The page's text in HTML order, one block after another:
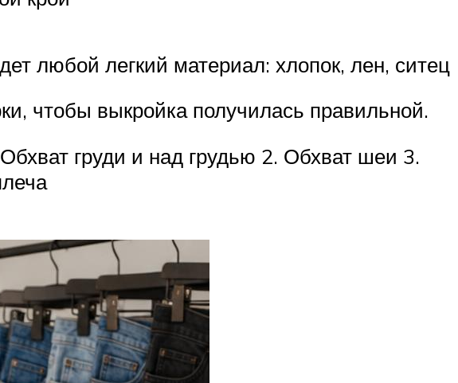
любой легкий материал: хлопок, лен, ситец
чтобы выкройка получилась правильной.
груди и над грудью 2. Обхват шеи 3.